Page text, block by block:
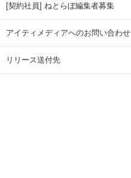
[契約社員] ねとらぼ編集者募集
アイティメディアへのお問い合わせ
リリース送付先